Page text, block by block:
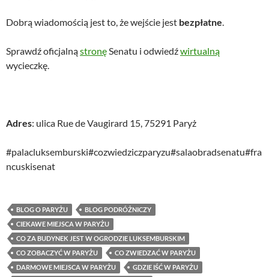
Dobrą wiadomością jest to, że wejście jest bezpłatne.
Sprawdź oficjalnąstronęSenatu i odwiedźwirtualną
wycieczkę.
Adres: ulica Rue de Vaugirard 15, 75291 Paryż
#palacluksemburski#cozwiedziczparyzu#salaobradsenatu#fra
ncuskisenat
BLOG O PARYŻU
BLOG PODRÓŻNICZY
CIEKAWE MIEJSCA W PARYŻU
CO ZA BUDYNEK JEST W OGRODZIE LUKSEMBURSKIM
CO ZOBACZYĆ W PARYŻU
CO ZWIEDZAĆ W PARYŻU
DARMOWE MIEJSCA W PARYŻU
GDZIE IŚĆ W PARYŻU